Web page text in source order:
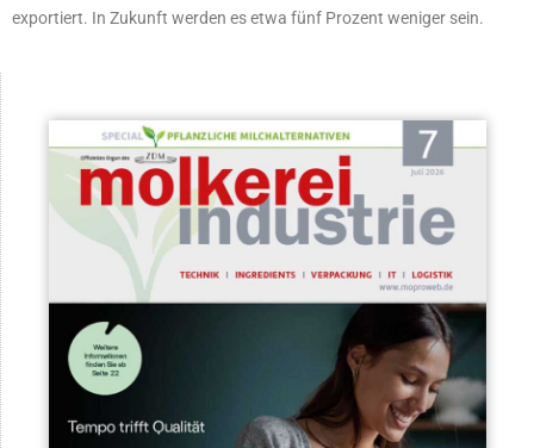
exportiert. In Zukunft werden es etwa fünf Prozent weniger sein.